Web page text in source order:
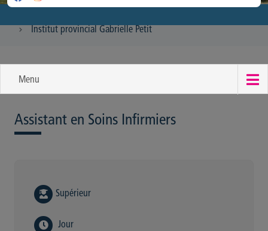
Institut provincial Gabrielle Petit
Menu
Assistant en Soins Infirmiers
Supérieur
Jour